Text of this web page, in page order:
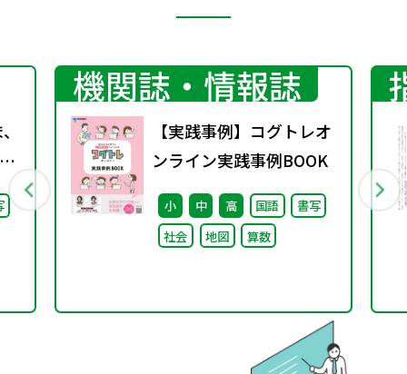
機関誌・情報誌
【実践事例】コグトレオ
ンライン実践事例BOOK
小 中 高 国語
書写
社会
地図 算数